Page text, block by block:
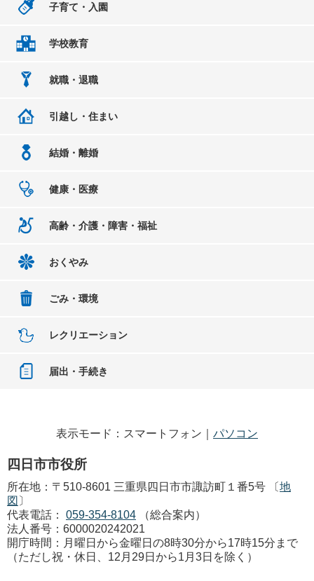
子育て・入園
学校教育
就職・退職
引越し・住まい
結婚・離婚
健康・医療
高齢・介護・障害・福祉
おくやみ
ごみ・環境
レクリエーション
届出・手続き
表示モード：スマートフォン｜ パソコン
四日市市役所
所在地：〒510-8601 三重県四日市市諏訪町１番5号 〔地
図 〕
代表電話：
059-354-8104
（総合案内）
法人番号：6000020242021
開庁時間：月曜日から金曜日の8時30分から17時15分まで
（ただし祝・休日、12月29日から1月3日を除く）